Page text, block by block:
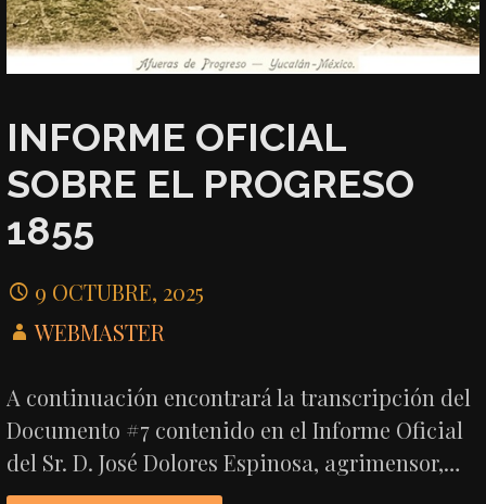
INFORME OFICIAL
SOBRE EL PROGRESO
1855
9 OCTUBRE, 2025
WEBMASTER
A continuación encontrará la transcripción del
Documento #7 contenido en el Informe Oficial
del Sr. D. José Dolores Espinosa, agrimensor,…